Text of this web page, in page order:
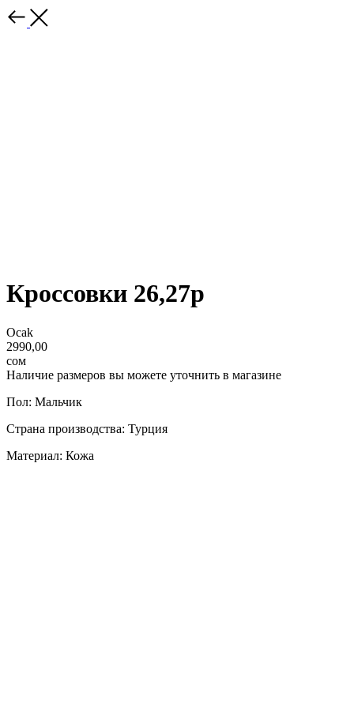
Кроссовки 26,27р
Ocak
2990,00
сом
Наличие размеров вы можете уточнить в магазине
Пол: Мальчик
Страна производства: Турция
Материал: Кожа